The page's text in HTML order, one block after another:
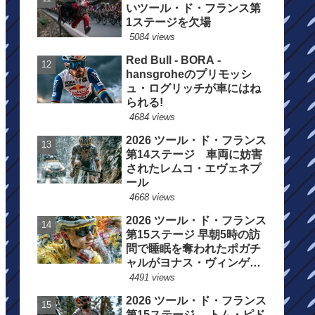
いツール・ド・フランス第
1ステージを欠場
5084 views
Red Bull - BORA -
hansgroheのプリモッシ
ュ・ログリッチが車にはね
られる!
4684 views
2026 ツール・ド・フランス
第14ステージ 車両に妨害
されたレムコ・エヴェネプ
ール
4668 views
2026 ツール・ド・フランス
第15ステージ 早朝5時の訪
問で睡眠を奪われたポガチ
ャルがヨナス・ヴィンゲゴ
ーの離脱を惜しむ
4491 views
2026 ツール・ド・フランス